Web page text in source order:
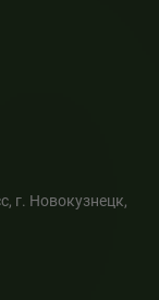
г. Новокузнецк,